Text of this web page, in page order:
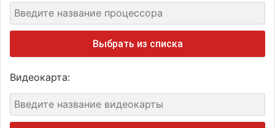
Выбрать из списка
Видеокарта: